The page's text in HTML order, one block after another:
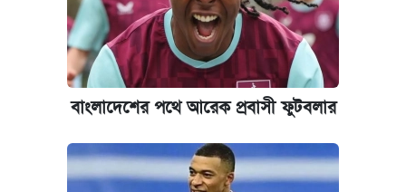
বাংলাদেশের পথে আরেক প্রবাসী ফুটবলার